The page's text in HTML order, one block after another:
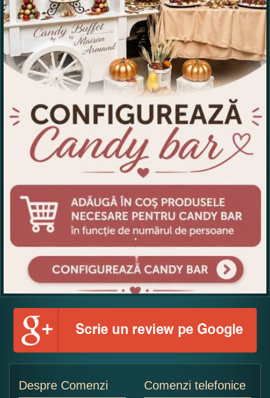
Ce nota acordati acestui produs?
2 3 4
5
Nu tocmai bun
Excelent!
Copiati alaturi numarul din imagine:
Despre Comenzi Comenzi telefonice